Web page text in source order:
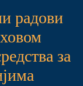
радови
за